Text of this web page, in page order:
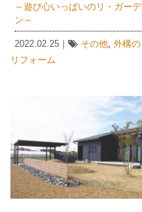
～遊び心いっぱいのリ・ガーデ
ン～
2022.02.25｜ その他 外構の
リフォーム